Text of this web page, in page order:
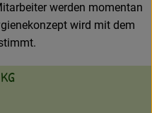
werden momentan
wird mit dem